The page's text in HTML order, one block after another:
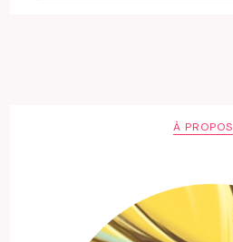
À PROPOS